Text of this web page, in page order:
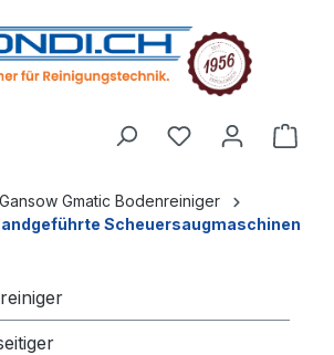
Gansow Gmatic Bodenreiniger
Scheuersaugmaschinen